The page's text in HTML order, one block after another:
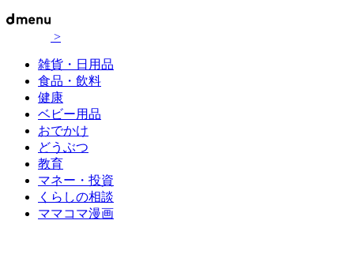
>
雑貨・日用品
食品・飲料
健康
ベビー用品
おでかけ
どうぶつ
教育
マネー・投資
くらしの相談
ママコマ漫画